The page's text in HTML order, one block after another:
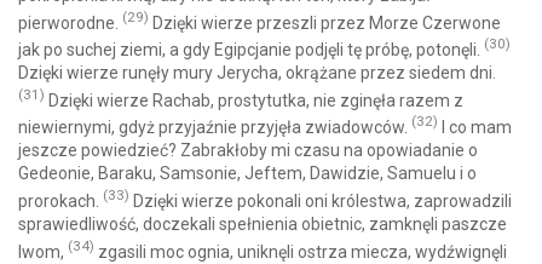
pierworodne. (29) Dzięki wierze przeszli przez Morze Czerwone
jak po suchej ziemi, a gdy Egipcjanie podjęli tę próbę, potonęli. (30)
Dzięki wierze runęły mury Jerycha, okrążane przez siedem dni.
(31) Dzięki wierze Rachab, prostytutka, nie zginęła razem z
niewiernymi, gdyż przyjaźnie przyjęła zwiadowców. (32)
I co mam
jeszcze powiedzieć? Zabrakłoby mi czasu na opowiadanie o
Gedeonie, Baraku, Samsonie, Jeftem, Dawidzie, Samuelu i o
prorokach. (33) Dzięki wierze pokonali oni królestwa, zaprowadzili
sprawiedliwość, doczekali spełnienia obietnic, zamknęli paszcze
lwom, (34) zgasili moc ognia, uniknęli ostrza miecza, wydźwignęli